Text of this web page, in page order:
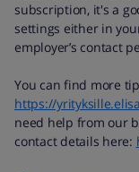
subscription, it's a
settings either in
employer’s contact
You can find more
https://
need help from our
contact details here: